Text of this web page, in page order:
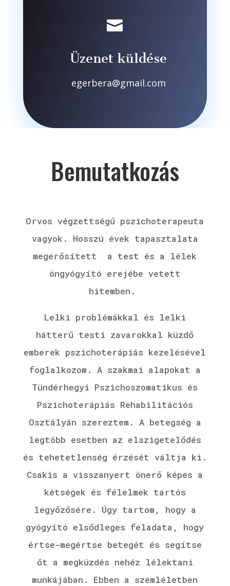

Üzenet küldése
egerbera@gmail.com
Bemutatkozás
Orvos végzettségű pszichoterapeuta
vagyok. Hosszú évek tapasztalata
megerősített a test és a lélek
öngyógyító erejébe vetett
hitemben.
Lelki problémákkal és lelki
hátterű testi zavarokkal küzdő
emberek pszichoterápiás kezelésével
foglalkozom. A szakmai alapokat a
Tündérhegyi Pszichoszomatikus és
Pszichoterápiás Rehabilitációs
Osztályán szereztem. A betegség a
legtöbb esetben az elszigetelődés
és tehetetlenség érzését váltja ki.
Csakis a visszanyert önerő képes a
kétségek és félelmek tartós
legyőzősére. Úgy tartom, hogy a
gyógyító elsődleges feladata, hogy
értse-megértse betegét és segítse
őt a megküzdés nehéz lélektani
munkájában. Ebben a szemléletben